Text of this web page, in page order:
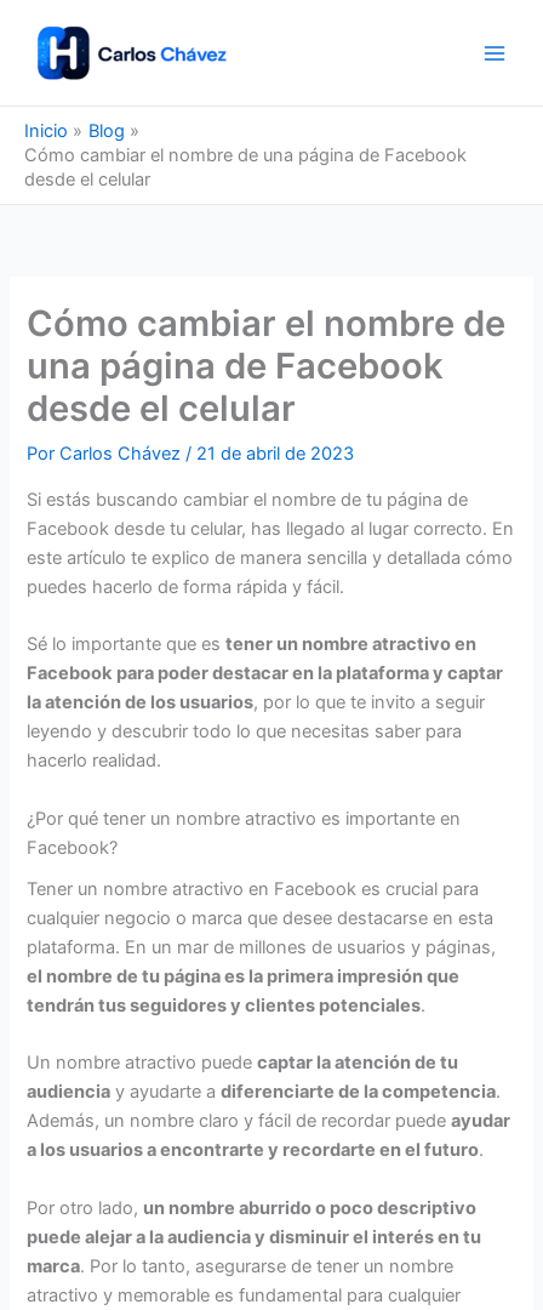
contenido
Inicio
Blog
Cómo cambiar el nombre de una página de Facebook
desde el celular
Cómo cambiar el nombre de
una página de Facebook
desde el celular
PorCarlos Chávez/ 21 de abril de 2023
Si estás buscando cambiar el nombre de tu página de
Facebook desde tu celular, has llegado al lugar correcto. En
este artículo te explico de manera sencilla y detallada cómo
puedes hacerlo de forma rápida y fácil.
Sé lo importante que estener un nombre atractivo en
Facebook para poder destacar en la plataforma y captar
la atención de los usuarios, por lo que te invito a seguir
leyendo y descubrir todo lo que necesitas saber para
hacerlo realidad.
¿Por qué tener un nombre atractivo es importante en
Facebook?
Tener un nombre atractivo en Facebook es crucial para
cualquier negocio o marca que desee destacarse en esta
plataforma. En un mar de millones de usuarios y páginas,
el nombre de tu página es la primera impresión que
tendrán tus seguidores y clientes potenciales.
Un nombre atractivo puedecaptar la atención de tu
audiencia y ayudarte adiferenciarte de la competencia.
Además, un nombre claro y fácil de recordar puedeayudar
a los usuarios a encontrarte y recordarte en el futuro.
Por otro lado, un nombre aburrido o poco descriptivo
puede alejar a la audiencia y disminuir el interés en tu
marca. Por lo tanto, asegurarse de tener un nombre
atractivo y memorable es fundamental para cualquier